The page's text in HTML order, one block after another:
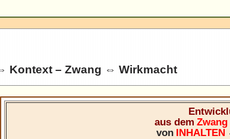
Kontext – Zwang ⇔ Wirkmacht
aus dem Zwang
von INHALTEN